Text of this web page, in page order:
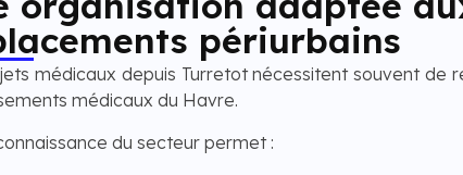
périurbains
médicaux depuis Turretot nécessitent souvent de
médicaux du Havre.
du secteur permet :